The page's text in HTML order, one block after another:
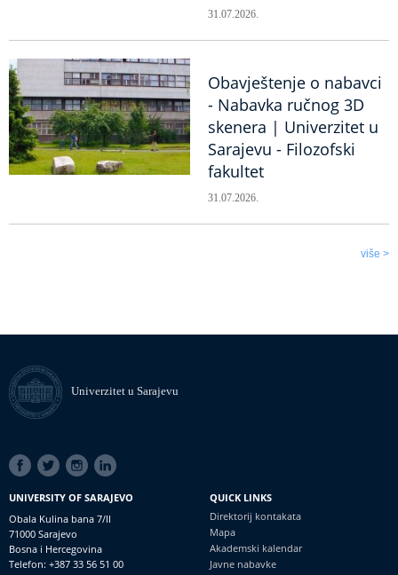
31.07.2026.
Obavještenje o nabavci
- Nabavka ručnog 3D
skenera | Univerzitet u
Sarajevu - Filozofski
fakultet
31.07.2026.
više >
Univerzitet u Sarajevu
SOCIAL
LINKS
UNIVERSITY OF SARAJEVO
Obala Kulina bana 7/II
71000 Sarajevo
Bosna i Hercegovina
Telefon: +387 33 56 51 00
QUICK LINKS
Direktorij kontakata
Mapa
Akademski kalendar
Javne nabavke